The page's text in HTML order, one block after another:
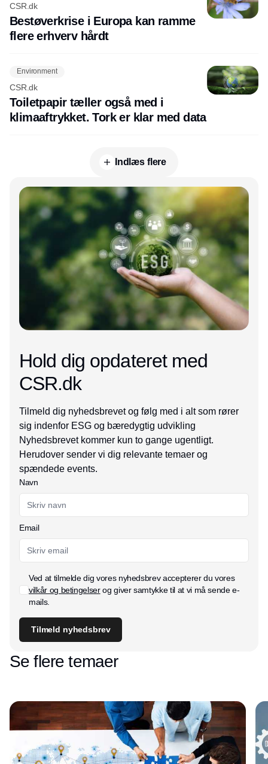
CSR.dk
Bestøverkrise i Europa kan ramme
flere erhverv hårdt
Environment
CSR.dk
Toiletpapir tæller også med i
klimaaftrykket. Tork er klar med data
Indlæs flere
Annonce
Hold dig opdateret med
CSR.dk
Tilmeld dig nyhedsbrevet og følg med i alt som rører
sig indenfor ESG og bæredygtig udvikling
Nyhedsbrevet kommer kun to gange ugentligt.
Herudover sender vi dig relevante temaer og
spændede events.
Navn
Email
Ved at tilmelde dig vores nyhedsbrev accepterer du vores
vilkår og betingelserog giver samtykke til at vi må sende e-
mails.
Tilmeld nyhedsbrev
Se flere temaer